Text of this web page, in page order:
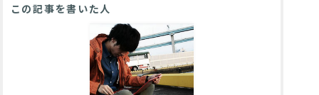
この記事を書いた人